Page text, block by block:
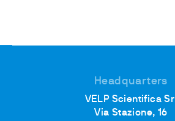
Headquarters
VELP Scientifica Srl
Via Stazione, 16